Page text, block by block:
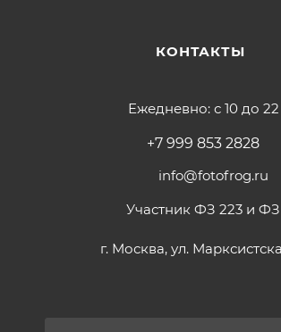
КОНТАКТЫ
Ежедневно: с 10 до 22
+7 999 853 2828
info@fotofrog.ru
Участник ФЗ 223 и
г. Москва, ул.